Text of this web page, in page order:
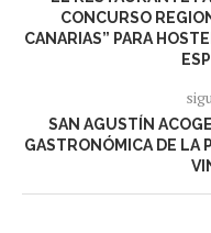
CONCURSO
CANARIAS” PARA
SAN AGUSTÍN
GASTRONÓMICA DE LA